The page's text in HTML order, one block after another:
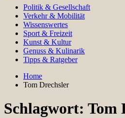
Politik & Gesellschaft
Verkehr & Mobilität
Wissenswertes
Sport & Freizeit
Kunst & Kultur
Genuss & Kulinarik
Tipps & Ratgeber
Home
Tom Drechsler
Schlagwort: Tom